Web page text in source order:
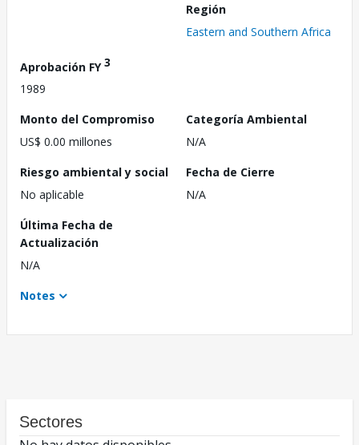
Región
Eastern and Southern Africa
Aprobación FY3
1989
Monto del Compromiso
US$ 0.00 millones
Categoría Ambiental
N/A
Riesgo ambiental y social
No aplicable
Fecha de Cierre
N/A
Última Fecha de
Actualización
N/A
Notes
Sectores